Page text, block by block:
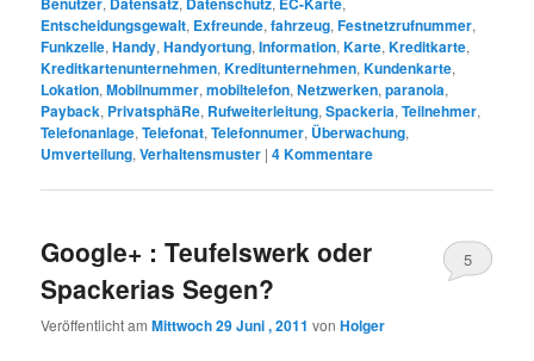
Entscheidungsgewalt, Exfreunde,fahrzeug,Festnetzrufnummer,
Funkzelle,Handy,Handyortung,Information,Karte,Kreditkarte,
Kreditkartenunternehmen,Kreditunternehmen,Kundenkarte,
Lokation,Mobilnummer,mobiltelefon,Netzwerken,paranoia,
Payback, PrivatsphäRe, Rufweiterleitung,Spackeria,Teilnehmer,
Telefonanlage,Telefonat,Telefonnumer, Überwachung,
Umverteilung,Verhaltensmuster |4Kommentare
Google+ : Teufelswerk oder
Spackerias Segen?
Veröffentlicht amMittwoch 29 Juni , 2011 vonHolger
5